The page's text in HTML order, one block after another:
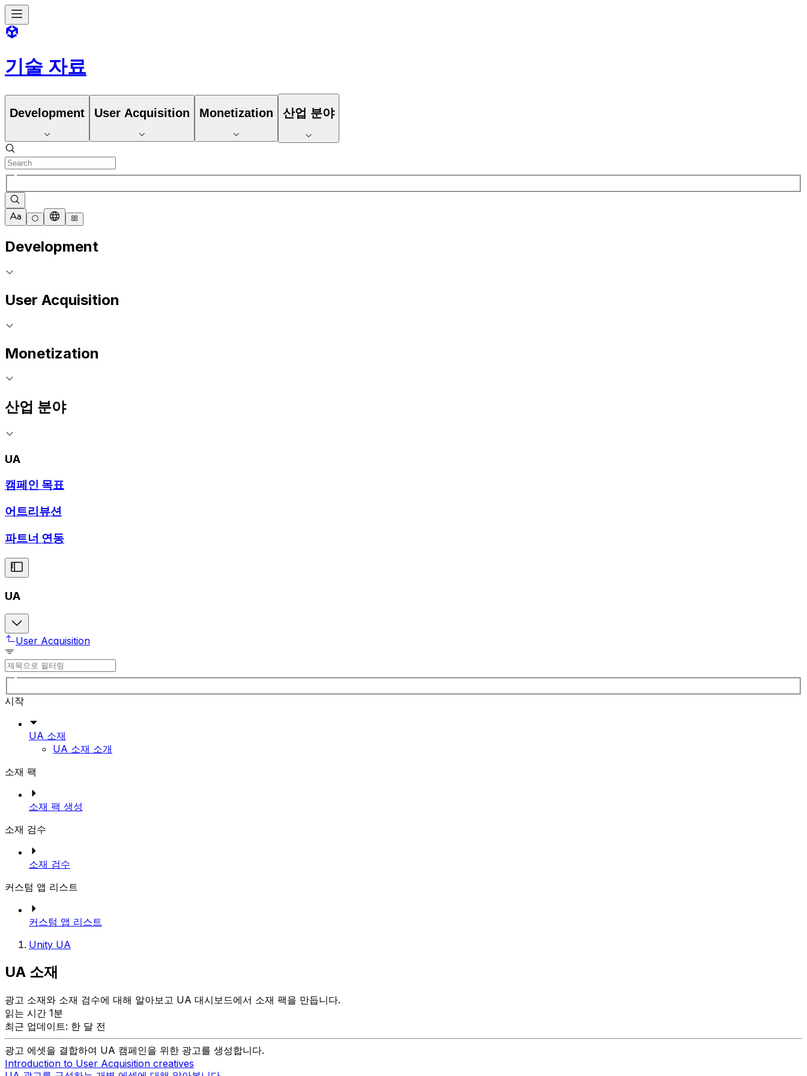
기술 자료
Development User Acquisition Monetization 산업 분야
Development
User Acquisition
Monetization
산업 분야
UA
캠페인 목표
어트리뷰션
파트너 연동
UA
User Acquisition
시작
UA 소재
UA 소재 소개
소재 팩
소재 팩 생성
소재 검수
소재 검수
커스텀 앱 리스트
커스텀 앱 리스트
Unity UA
UA 소재
광고 소재와 소재 검수에 대해 알아보고 UA 대시보드에서 소재 팩을 만듭니다.
읽는 시간 1분
최근 업데이트: 한 달 전
광고 에셋을 결합하여 UA 캠페인을 위한 광고를 생성합니다.
Introduction to User Acquisition creatives